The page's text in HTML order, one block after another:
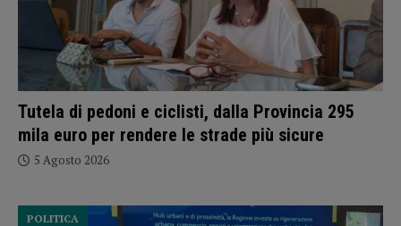
Tutela di pedoni e ciclisti, dalla Provincia 295
mila euro per rendere le strade più sicure
5 Agosto 2026
POLITICA